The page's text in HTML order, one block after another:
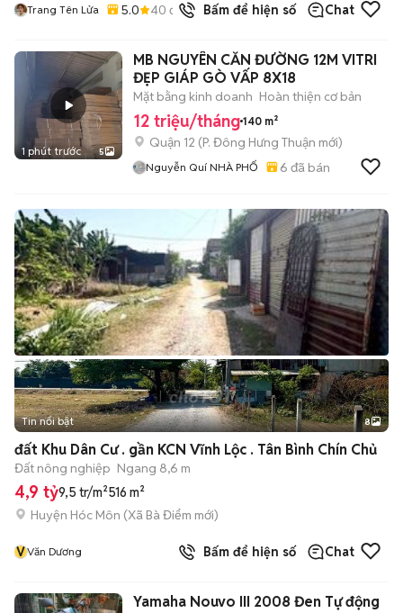
Trang Tên Lửa 5.0 40 đã bánBấm để hiện số Chat
1 phút trước 5
MB NGUYÊN CĂN ĐƯỜNG 12M VITRI
ĐẸP GIÁP GÒ VẤP 8X18
Mặt bằng kinh doanh Hoàn thiện cơ bản
12 triệu/tháng 140 m²
Quận 12 (P. Đông Hưng Thuận mới)
Nguyễn Quí NHÀ PHỐ 6 đã bán
+2
Tin nổi bật 8
đất Khu Dân Cư . gần KCN Vĩnh Lộc . Tân Bình Chín Chủ
Đất nông nghiệp Ngang 8,6 m
4,9 tỷ9,5 tr/m²516 m²
Huyện Hóc Môn (Xã Bà Điểm mới)
VVăn Dương Bấm để hiện số Chat
Yamaha Nouvo III 2008 Đen Tự động